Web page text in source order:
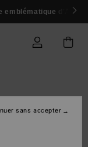
emblématique d'Andy
sans accepter